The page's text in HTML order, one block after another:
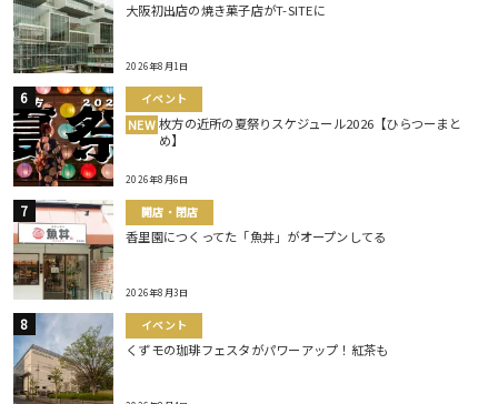
大阪初出店の焼き菓子店がT-SITEに
2026年8月1日
イベント
NEW 枚方の近所の夏祭りスケジュール2026【ひらつーまと
め】
2026年8月6日
開店・閉店
香里園につくってた「魚丼」がオープンしてる
2026年8月3日
イベント
くずモの珈琲フェスタがパワーアップ！紅茶も